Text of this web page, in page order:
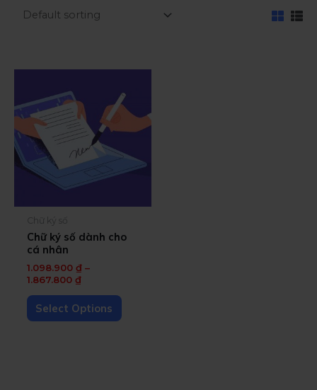
Chữ ký số
Chữ ký số dành cho
cá nhân
1.098.900 ₫–
1.867.800 ₫
Select Options